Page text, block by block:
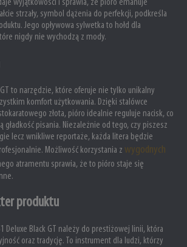
wyjątkowości i sprawia, że pióro emanuje
strzały, symbol dążenia do perfekcji, podkreśla
Jego opływowa sylwetka to hołd dla
nigdy nie wychodzą z mody.
GT to narzędzie, które oferuje nie tylko unikalny
komfort użytkowania. Dzięki stalówce
złota, pióro idealnie reguluje nacisk, co
gładkość pisania. Niezależnie od tego, czy piszesz
lecz wnikliwe reportaże, każda litera będzie
Możliwość korzystania z wygodnych
atramentu sprawia, że to pióro staje się
produktu
Deluxe Black GT należy do prestiżowej linii, która
oraz tradycję. To instrument dla ludzi, którzy